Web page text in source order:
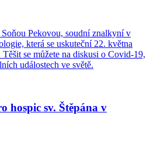
Pekovou, soudní znalkyní v
která se uskuteční 22. května
se můžete na diskusi o Covid-19,
událostech ve světě.
hospic sv. Štěpána v